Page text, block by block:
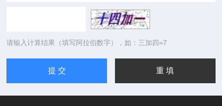
请输入计算结果（填写阿拉伯数字），如：三加四=7